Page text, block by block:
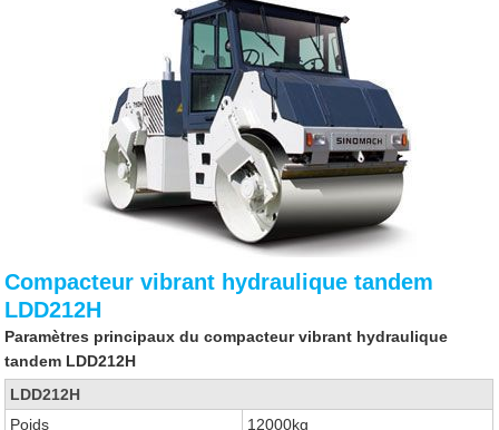
Compacteur vibrant hydraulique tandem
LDD212H
Paramètres principaux du compacteur vibrant hydraulique
tandem LDD212H
LDD212H
Poids
12000kg